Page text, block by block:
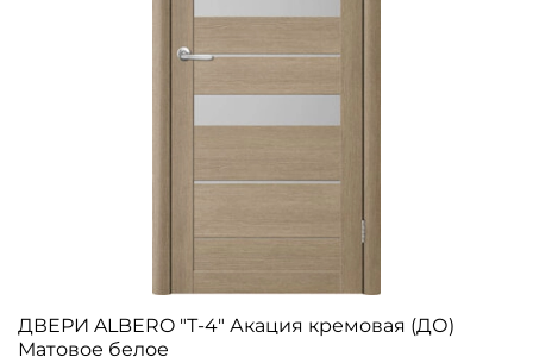
ДВЕРИ ALBERO "Т-4" Акация кремовая (ДО)
Матовое белое